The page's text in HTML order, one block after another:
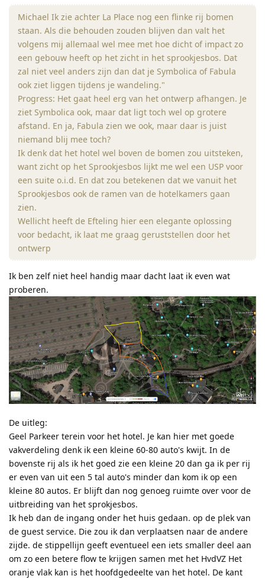
Michael Ik zie achter La Place nog een flinke rij bomen
staan. Als die behouden zouden blijven dan valt het
volgens mij allemaal wel mee met hoe dicht of impact zo
een gebouw heeft op het zicht in het sprookjesbos. Dat
zal niet veel anders zijn dan dat je Symbolica of Fabula
ook ziet liggen tijdens je wandeling."
Progress: Het gaat heel erg van het ontwerp afhangen. Je
ziet Symbolica ook, maar dat ligt toch wel op grotere
afstand. En ja, Fabula zien we ook, maar daar is juist
niemand blij mee toch?
Ik denk dat het hotel wel boven de bomen zou uitsteken,
want zicht op het Sprookjesbos lijkt me wel een USP voor
een suite o.i.d. En dat zou betekenen dat we vanuit het
Sprookjesbos ook de ramen van de hotelkamers gaan
zien.
Wellicht heeft de Efteling hier een elegante oplossing
voor bedacht, ik laat me graag geruststellen door het
ontwerp
Ik ben zelf niet heel handig maar dacht laat ik even wat
proberen.
De uitleg:
Geel Parkeer terein voor het hotel. Je kan hier met goede
vakverdeling denk ik een kleine 60-80 auto's kwijt. In de
bovenste rij als ik het goed zie een kleine 20 dan ga ik per rij
er even van uit een 5 tal auto's minder dan kom ik op een
kleine 80 autos. Er blijft dan nog genoeg ruimte over voor de
uitbreiding van het sprokjesbos.
Ik heb dan de ingang onder het huis gedaan. op de plek van
de guest service. Die zou ik dan verplaatsen naar de andere
zijde. de stippellijn geeft eventueel een iets smaller deel aan
om zo een betere flow te krijgen samen met het HvdVZ Het
oranje vlak kan is het hoofdgedeelte van het hotel. De kant